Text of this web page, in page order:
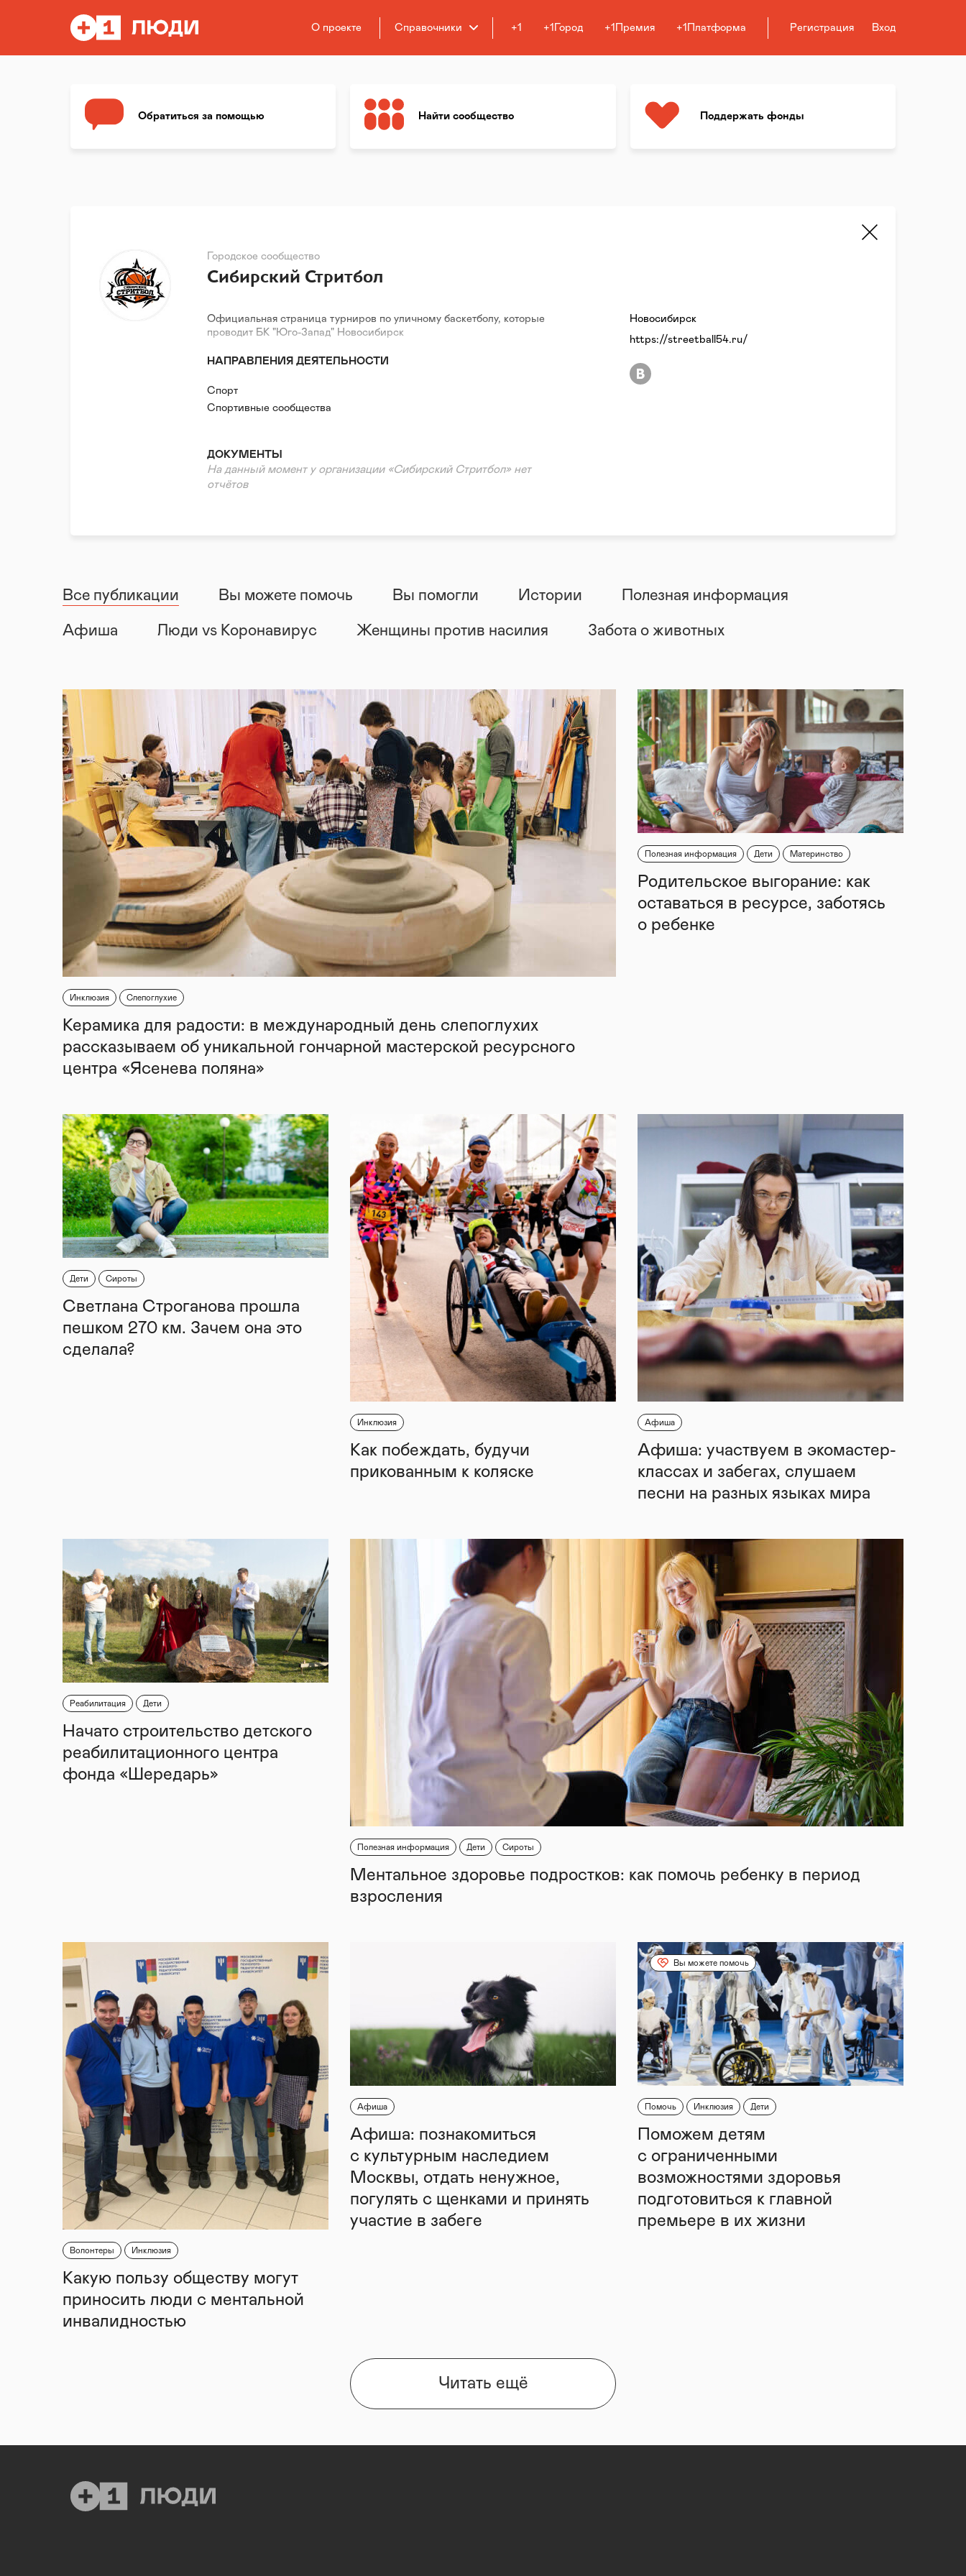
О проекте Справочники +1 +1Город +1Премия +1Платформа Регистрация Вход
Обратиться за помощью Найти сообщество Поддержать фонды
Городское сообщество
Сибирский Стритбол
Официальная страница турниров по уличному баскетболу, которые
проводит БК "Юго-Запад" Новосибирск
НАПРАВЛЕНИЯ ДЕЯТЕЛЬНОСТИ
Спорт
Спортивные сообщества
ДОКУМЕНТЫ
На данный момент у организации «Сибирский Стритбол» нет
отчётов
Новосибирск
https://streetball54.ru/
Все публикации Вы можете помочь Вы помогли Истории Полезная информация
Афиша Люди vs Коронавирус Женщины против насилия Забота о животных
Инклюзия Слепоглухие
Керамика для радости: в международный день слепоглухих
рассказываем об уникальной гончарной мастерской ресурсного
центра «Ясенева поляна»
Полезная информация Дети Материнство
Родительское выгорание: как
оставаться в ресурсе, заботясь
о ребенке
Дети Сироты
Светлана Строганова прошла
пешком 270 км. Зачем она это
сделала?
Инклюзия
Как побеждать, будучи
прикованным к коляске
Афиша
Афиша: участвуем в экомастер-
классах и забегах, слушаем
песни на разных языках мира
Реабилитация Дети
Начато строительство детского
реабилитационного центра
фонда «Шередарь»
Полезная информация Дети Сироты
Ментальное здоровье подростков: как помочь ребенку в период
взросления
Волонтеры Инклюзия
Какую пользу обществу могут
приносить люди с ментальной
инвалидностью
Афиша
Афиша: познакомиться
с культурным наследием
Москвы, отдать ненужное,
погулять с щенками и принять
участие в забеге
Вы можете помочь
Помочь Инклюзия Дети
Поможем детям
с ограниченными
возможностями здоровья
подготовиться к главной
премьере в их жизни
Читать ещё